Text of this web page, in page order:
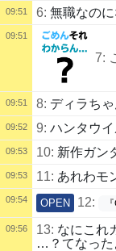
09:51 6: 無職なの
09:51
7:
09:51 8: ディラち
09:52 9: ハンタウイ
09:53 10: 新作ガン
09:53 11: あれわモ
09:54 OPEN 12:
09:56 13: なにこれ
…？てなった